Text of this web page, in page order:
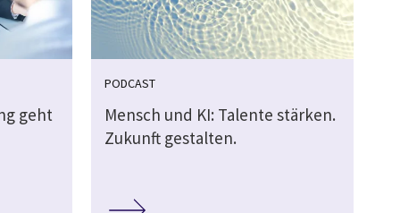
geht
PODCAST
Mensch und KI: Talente stärken.
Zukunft gestalten.